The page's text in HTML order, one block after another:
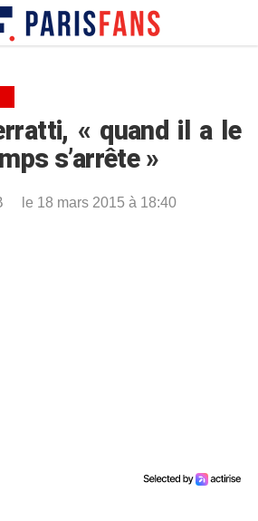
« quand il a le
s’arrête »
le 18 mars 2015 à 18:40